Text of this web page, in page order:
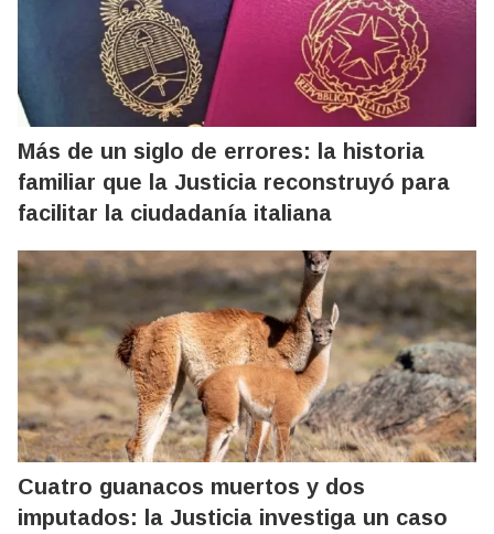
Más de un siglo de errores: la historia
familiar que la Justicia reconstruyó para
facilitar la ciudadanía italiana
Cuatro guanacos muertos y dos
imputados: la Justicia investiga un caso